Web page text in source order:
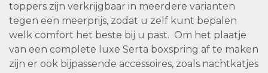
toppers zijn verkrijgbaar in meerdere varianten
tegen een meerprijs, zodat u zelf kunt bepalen
welk comfort het beste bij u past. Om het plaatje
van een complete luxe Serta boxspring af te maken
zijn er ook bijpassende accessoires, zoals nachtkatjes